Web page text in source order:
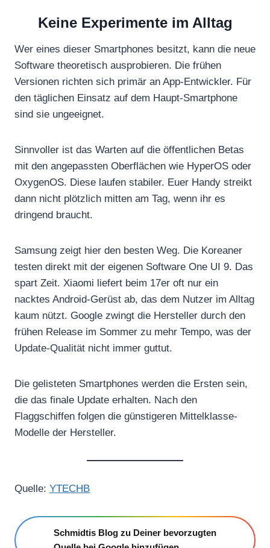
Keine Experimente im Alltag
Wer eines dieser Smartphones besitzt, kann die neue
Software theoretisch ausprobieren. Die frühen
Versionen richten sich primär an App-Entwickler. Für
den täglichen Einsatz auf dem Haupt-Smartphone
sind sie ungeeignet.
Sinnvoller ist das Warten auf die öffentlichen Betas
mit den angepassten Oberflächen wie HyperOS oder
OxygenOS. Diese laufen stabiler. Euer Handy streikt
dann nicht plötzlich mitten am Tag, wenn ihr es
dringend braucht.
Samsung zeigt hier den besten Weg. Die Koreaner
testen direkt mit der eigenen Software One UI 9. Das
spart Zeit. Xiaomi liefert beim 17er oft nur ein
nacktes Android-Gerüst ab, das dem Nutzer im Alltag
kaum nützt. Google zwingt die Hersteller durch den
frühen Release im Sommer zu mehr Tempo, was der
Update-Qualität nicht immer guttut.
Die gelisteten Smartphones werden die Ersten sein,
die das finale Update erhalten. Nach den
Flaggschiffen folgen die günstigeren Mittelklasse-
Modelle der Hersteller.
Quelle: YTECHB
Schmidtis Blog zu Deiner bevorzugten